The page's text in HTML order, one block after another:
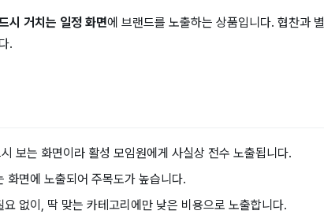
시 거치는 일정 화면에 브랜드를 노출하는 상품입니다. 협찬과 별
.
보는 화면이라 활성 모임원에게 사실상 전수 노출됩니다.
면에 노출되어 주목도가 높습니다.
없이, 딱 맞는 카테고리에만 낮은 비용으로 노출합니다.